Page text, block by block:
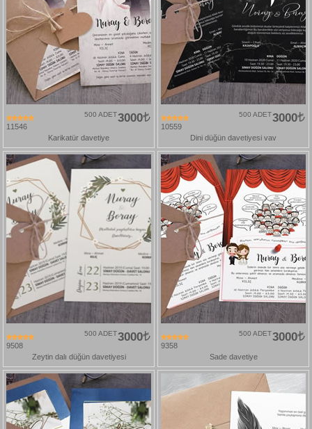
11546
3000
500 ADET
Karikatür davetiye
10559
3000
500 ADET
Dini düğün davetiyesi vav
9508
3000
500 ADET
Zeytin dalı düğün davetiyesi
9358
3000
500 ADET
Sade davetiye